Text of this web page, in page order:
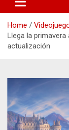
Home
Llega la primavera
actualización